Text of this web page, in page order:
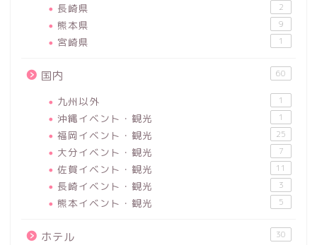
長崎県 2
熊本県 9
宮崎県 1
国内 60
九州以外 1
沖縄イベント・観光 1
福岡イベント・観光 25
大分イベント・観光 7
佐賀イベント・観光 11
長崎イベント・観光 3
熊本イベント・観光 5
ホテル 30